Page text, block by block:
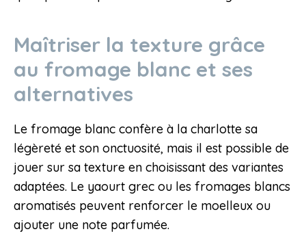
Maîtriser la texture grâce
au fromage blanc et ses
alternatives
Le fromage blanc confère à la charlotte sa
légèreté et son onctuosité, mais il est possible de
jouer sur sa texture en choisissant des variantes
adaptées. Le yaourt grec ou les fromages blancs
aromatisés peuvent renforcer le moelleux ou
ajouter une note parfumée.